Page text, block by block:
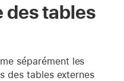
des tables
séparément les
des tables externes